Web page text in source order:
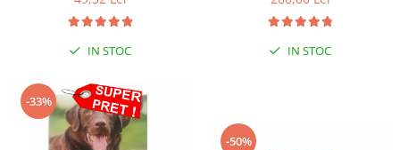
Sampoane si Balsamuri
Servetele Umede
Covorase absorbante
Igiena Catel
Igiena Interior
Perii si descalcitoare caini
Custi transport - Pisici
Paturi, perne si cosuri pentru pisici
Recompense Delicioase
IN STOC IN STOC
-33%
-50%